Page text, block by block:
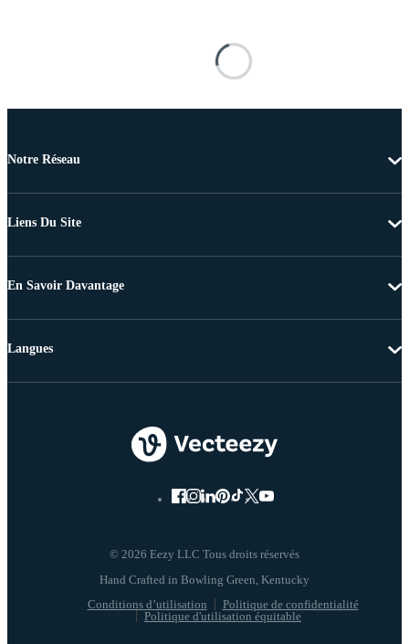
Notre Réseau
Liens Du Site
En Savoir Davantage
© 2026 Eezy LLC Tous droits réservés
Conditions d’utilisation
Politique de confidentialité
Politique d'utilisation équitable
Langues